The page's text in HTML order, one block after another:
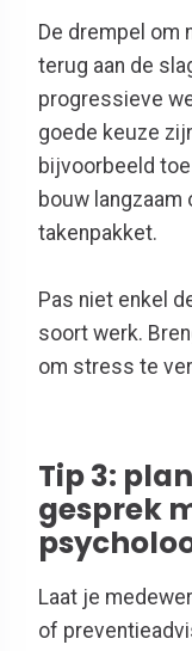
De drempel om
terug aan de
progressieve
goede keuze
bijvoorbeeld
bouw langzaam
takenpakket.
Pas niet enkel
soort werk.
om stress te
Tip 3:
gesprek
Laat je
of